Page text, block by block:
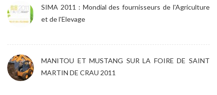
SIMA 2011 : Mondial des fournisseurs de l'Agriculture
et de l'Elevage
MANITOU ET MUSTANG SUR LA FOIRE DE SAINT
MARTIN DE CRAU 2011